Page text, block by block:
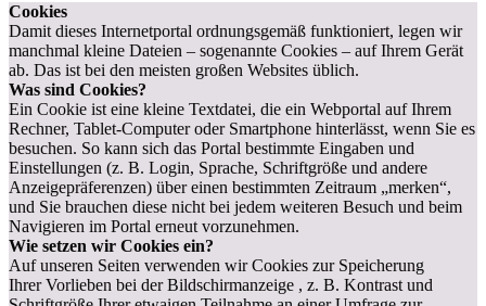
Cookies
Damit dieses Internetportal ordnungsgemäß funktioniert, legen wir
manchmal kleine Dateien – sogenannte Cookies – auf Ihrem Gerät
ab. Das ist bei den meisten großen Websites üblich.
Was sind Cookies?
Ein Cookie ist eine kleine Textdatei, die ein Webportal auf Ihrem
Rechner, Tablet-Computer oder Smartphone hinterlässt, wenn Sie es
besuchen. So kann sich das Portal bestimmte Eingaben und
Einstellungen (z. B. Login, Sprache, Schriftgröße und andere
Anzeigepräferenzen) über einen bestimmten Zeitraum „merken“,
und Sie brauchen diese nicht bei jedem weiteren Besuch und beim
Navigieren im Portal erneut vorzunehmen.
Wie setzen wir Cookies ein?
Auf unseren Seiten verwenden wir Cookies zur Speicherung
Ihrer Vorlieben bei der Bildschirmanzeige , z. B. Kontrast und